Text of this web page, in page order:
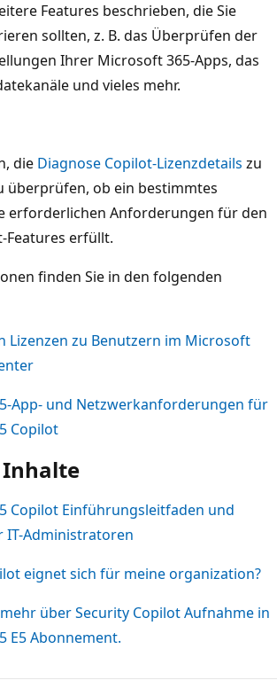
Features beschrieben, die Sie
sollten, z. B. das Überprüfen der
Ihrer Microsoft 365-Apps, das
und vieles mehr.
die Diagnose Copilot-Lizenzdetails zu
überprüfen, ob ein bestimmtes
erforderlichen Anforderungen für den
Features erfüllt.
finden Sie in den folgenden
Lizenzen zu Benutzern im Microsoft
App- und Netzwerkanforderungen für
Copilot
Copilot Einführungsleitfaden und
IT-Administratoren
eignet sich für meine organization?
über Security Copilot Aufnahme in
E5 Abonnement.